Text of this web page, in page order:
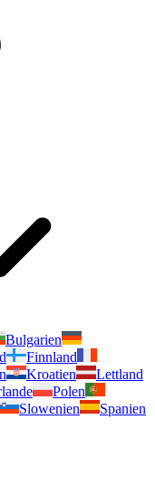
Bulgarien
Finnland
Kroatien
Lettland
Polen
Slowenien
Spanien
Sie da!